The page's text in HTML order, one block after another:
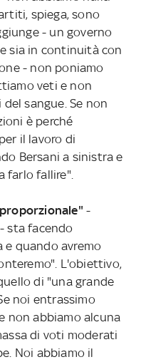
spiega, sono
- un governo
sia in continuità con
- non poniamo
veti e non
sangue. Se non
è perché
il lavoro di
Bersani a sinistra e
farlo fallire".
-
sta facendo
quando avremo
L'obiettivo,
di "una grande
noi entrassimo
non abbiamo alcuna
di voti moderati
Noi abbiamo il